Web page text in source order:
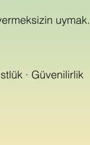
uymak.
· Güvenilirlik